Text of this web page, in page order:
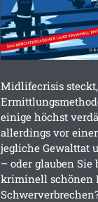
Midlifecrisis
einige höchst
allerdings vor
jegliche Gewalttat
– oder glauben
kriminell schönen